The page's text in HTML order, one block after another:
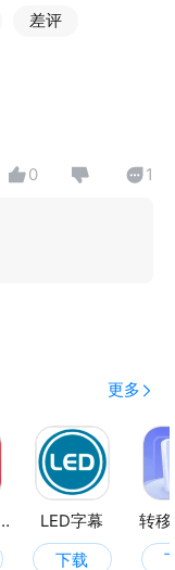
差评
0 1
更多
盟软件 LED字幕
下载
转